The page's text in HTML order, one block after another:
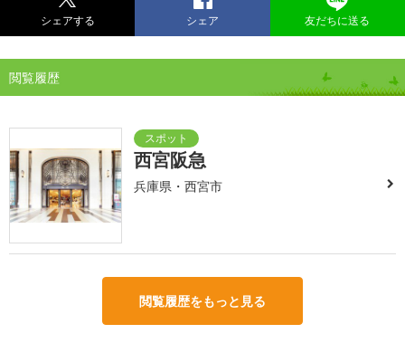
シェアする シェア 友だちに送る
閲覧履歴
西宮阪急
兵庫県・西宮市
閲覧履歴をもっと見る